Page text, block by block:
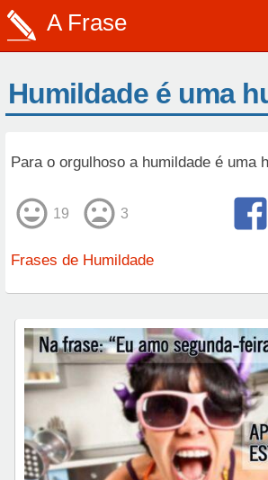
A Frase
Humildade é uma
Para o orgulhoso a humildade é uma
19 3
Frases de Humildade